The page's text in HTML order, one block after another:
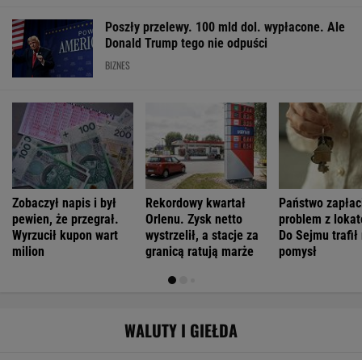
Poszły przelewy. 100 mld dol. wypłacone. Ale
Donald Trump tego nie odpuści
BIZNES
Zobaczył napis i był
pewien, że przegrał.
Wyrzucił kupon wart
milion
Rekordowy kwartał
Orlenu. Zysk netto
wystrzelił, a stacje za
granicą ratują marże
Państwo
problem z
Do Sejmu trafił
pomysł
WALUTY I GIEŁDA